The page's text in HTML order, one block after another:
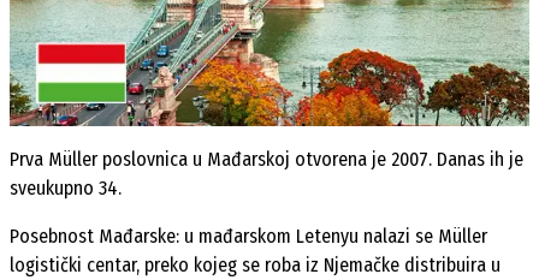
Prva Müller poslovnica u Mađarskoj otvorena je 2007. Danas ih je
sveukupno 34.
Posebnost Mađarske: u mađarskom Letenyu nalazi se Müller
logistički centar, preko kojeg se roba iz Njemačke distribuira u